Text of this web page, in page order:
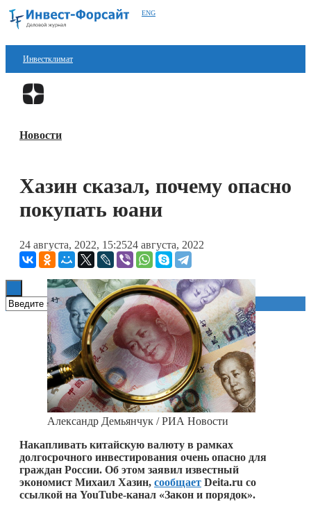
ENG
Инвестклимат
Финансы
Блокчейн
Книги
Новости
Хазин сказал, почему опасно
покупать юани
24 августа, 2022, 15:2524 августа, 2022
Александр Демьянчук / РИА Новости
Накапливать китайскую валюту в рамках
долгосрочного инвестирования очень опасно для
граждан России. Об этом заявил известный
экономист Михаил Хазин, сообщает Deita.ru со
ссылкой на YouTube-канал «Закон и порядок».